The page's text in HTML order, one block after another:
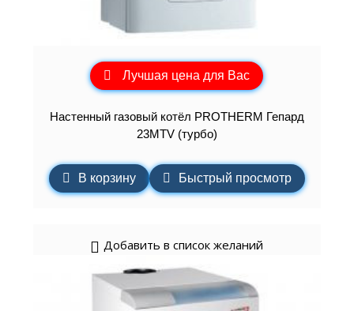
Лучшая цена для Вас
Настенный газовый котёл PROTHERM Гепард
23MTV (турбо)
В корзину Быстрый просмотр
Добавить в список желаний